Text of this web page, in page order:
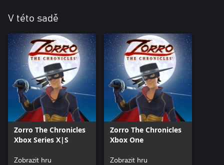
V této sadě
Zorro The Chronicles
Xbox Series X|S
Zobrazit hru
Zorro The Chronicles
Xbox One
Zobrazit hru